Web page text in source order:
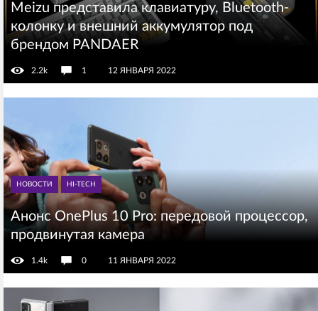
Meizu представила клавиатуру, Bluetooth-
колонку и внешний аккумулятор под
брендом PANDAER
2.2k 1 12 ЯНВАРЯ 2022
НОВОСТИ HI-TECH
Анонс OnePlus 10 Pro: передовой процессор,
продвинутая камера
1.4k 0 11 ЯНВАРЯ 2022